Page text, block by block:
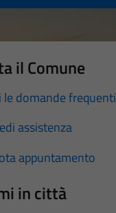
il Comune
le domande frequenti
assistenza
appuntamento
in città